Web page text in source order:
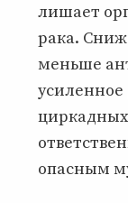
лишает
рака.
меньше
опасным